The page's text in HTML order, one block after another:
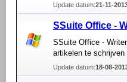
Update datum:21-11-
SSuite Office -
SSuite Office -
artikelen te
Update datum:18-08-